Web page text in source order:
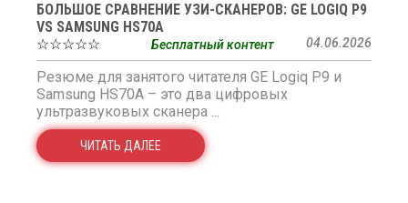
БОЛЬШОЕ СРАВНЕНИЕ УЗИ-СКАНЕРОВ: GE LOGIQ P9
VS SAMSUNG HS70A
☆☆☆☆☆
04.06.2026
Бесплатный контент
Резюме для занятого читателя GE Logiq P9 и
Samsung HS70A – это два цифровых
ультразвуковых сканера ...
ЧИТАТЬ ДАЛЕЕ